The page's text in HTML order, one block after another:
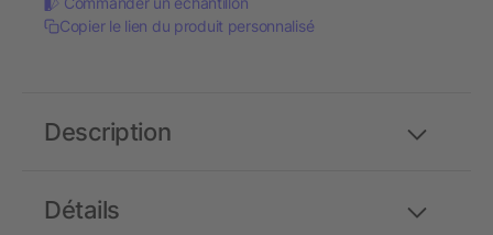
Copier le lien du produit personnalisé
Détails
Description